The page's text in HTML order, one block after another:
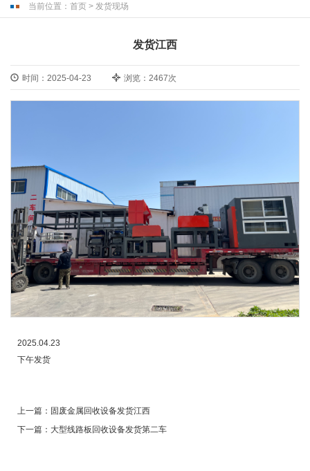
当前位置： 首页 > 发货现场
发货江西
时间：2025-04-23 浏览：2467次
2025.04.23
下午发货
上一篇： 固废金属回收设备发货江西
下一篇： 大型线路板回收设备发货第二车